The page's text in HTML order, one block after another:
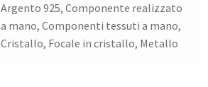
Argento 925, Componente realizzato
a mano, Componenti tessuti a mano,
Cristallo, Focale in cristallo, Metallo